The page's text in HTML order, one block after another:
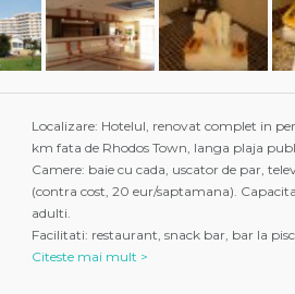
Localizare: Hotelul, renovat complet in
km fata de Rhodos Town, langa plaja
Camere: baie cu cada, uscator de par,
(contra cost, 20 eur/saptamana).
adulti.
Facilitati: restaurant, snack bar, bar la
Citeste mai mult >